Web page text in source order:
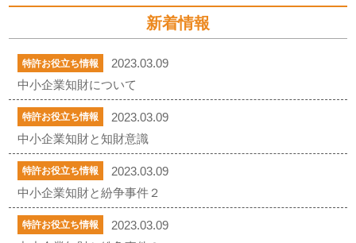
新着情報
特許お役立ち情報
2023.03.09
中小企業知財について
特許お役立ち情報
2023.03.09
中小企業知財と知財意識
特許お役立ち情報
2023.03.09
中小企業知財と紛争事件２
特許お役立ち情報
2023.03.09